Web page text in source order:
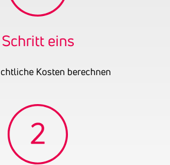
ATU77524056
31.12.2024
Schritt eins
Kosten berechnen